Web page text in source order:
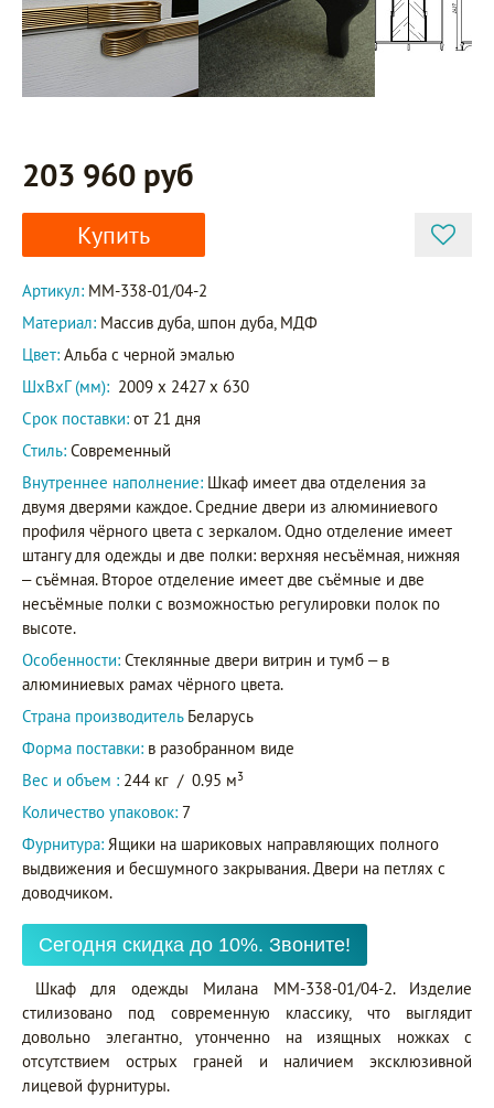
203 960 руб
Купить
Артикул: ММ-338-01/04-2
Материал: Массив дуба, шпон дуба, МДФ
Цвет: Альба с черной эмалью
ШxВxГ (мм): 2009 x 2427 x 630
Срок поставки: от 21 дня
Стиль: Современный
Внутреннее наполнение: Шкаф имеет два отделения за
двумя дверями каждое. Средние двери из алюминиевого
профиля чёрного цвета с зеркалом. Одно отделение имеет
штангу для одежды и две полки: верхняя несъёмная, нижняя
– съёмная. Второе отделение имеет две съёмные и две
несъёмные полки с возможностью регулировки полок по
высоте.
Особенности: Стеклянные двери витрин и тумб – в
алюминиевых рамах чёрного цвета.
Страна производитель Беларусь
Форма поставки: в разобранном виде
Вес и объем : 244 кг / 0.95 м3
Количество упаковок: 7
Фурнитура: Ящики на шариковых направляющих полного
выдвижения и бесшумного закрывания. Двери на петлях с
доводчиком.
Сегодня скидка до 10%. Звоните!
Шкаф для одежды Милана ММ-338-01/04-2. Изделие
стилизовано под современную классику, что выглядит
довольно элегантно, утонченно на изящных ножках с
отсутствием острых граней и наличием эксклюзивной
лицевой фурнитуры.